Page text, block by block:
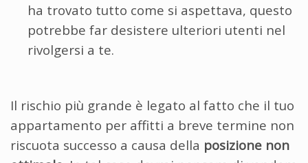
ha trovato tutto come si aspettava, questo
potrebbe far desistere ulteriori utenti nel
rivolgersi a te.
Il rischio più grande è legato al fatto che il tuo
appartamento per affitti a breve termine non
riscuota successo a causa della posizione non